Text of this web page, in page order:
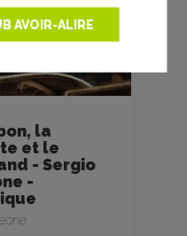
AVOIR-ALIRE
-
la
et le
- Sergio
-